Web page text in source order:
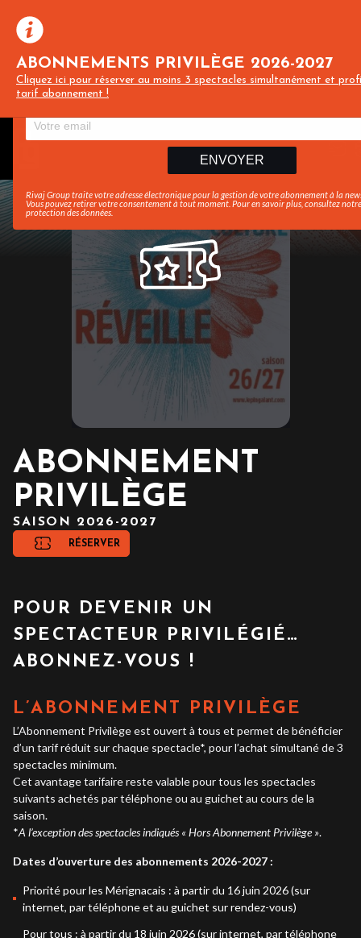
ABONNEMENTS PRIVILÈGE 2026-2027
Cliquez ici pour réserver au moins 3 spectacles simultanément et
tarif abonnement !
Recevez toute l’actualité en vous abonnant à notre
ENVOYER
Rivaj Group traite votre adresse électronique pour la gestion de votre abonnement à la
Vous pouvez retirer votre consentement à tout moment. Pour en savoir plus, consultez
protection des données
ABONNEMENT
PRIVILÈGE
SAISON 2026-2027
RÉSERVER
POUR DEVENIR UN
SPECTACTEUR PRIVILÉGIÉ…
ABONNEZ-VOUS !
L’ABONNEMENT PRIVILÈGE
L’Abonnement Privilège est ouvert à tous et permet de bénéficier
d’un tarif réduit sur chaque spectacle*, pour l’achat simultané de 3
spectacles minimum.
Cet avantage tarifaire reste valable pour tous les spectacles
suivants achetés par téléphone ou au guichet au cours de la
saison.
*A l’exception des spectacles indiqués « Hors Abonnement Privilège ».
Dates d’ouverture des abonnements 2026-2027 :
Priorité pour les Mérignacais : à partir du 16 juin 2026 (sur
internet, par téléphone et au guichet sur rendez-vous)
Pour tous : à partir du 18 juin 2026 (sur internet, par téléphone